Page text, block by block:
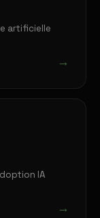
artificielle
→
IA
→